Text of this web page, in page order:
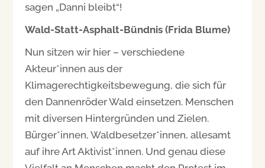
sagen „Danni bleibt“!
Wald-Statt-Asphalt-Bündnis (Frida Blume)
Nun sitzen wir hier – verschiedene
Akteur*innen aus der
Klimagerechtigkeitsbewegung, die sich für
den Dannenröder Wald einsetzen. Menschen
mit diversen Hintergründen und Zielen.
Bürger*innen, Waldbesetzer*innen, allesamt
auf ihre Art Aktivist*innen. Und genau diese